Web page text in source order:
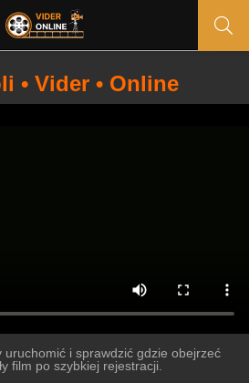
• Vider • Online
i sprawdzić gdzie obejrzeć
film po szybkiej rejestracji.